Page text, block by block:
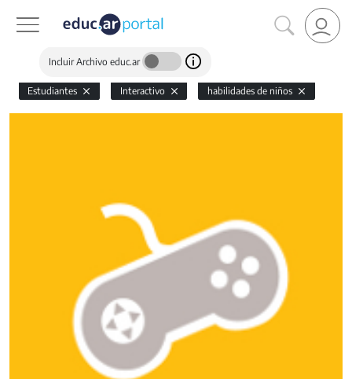
Incluir Archivo educ.ar
Estudiantes Interactivo habilidades de niños